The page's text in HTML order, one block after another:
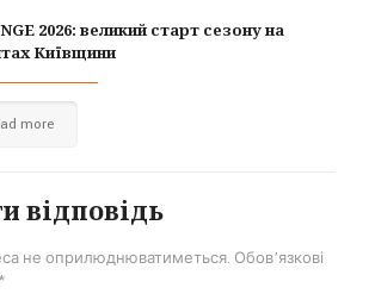
2026: великий старт сезону на
Київщини
more
відповідь
не оприлюднюватиметься. Обов’язкові
*